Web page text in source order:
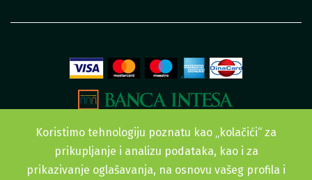
Koristimo tehnologiju poznatu kao „kolačići“ za
prikupljanje i analizu podataka, kao i za
prikazivanje oglašavanja, na osnovu vašeg profila i